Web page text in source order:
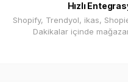
Hızlı
Shopify, Trendyol, ikas,
Dakikalar içinde